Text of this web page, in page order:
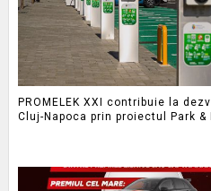
PROMELEK XXI contribuie la
Cluj-Napoca prin proiectul Park &